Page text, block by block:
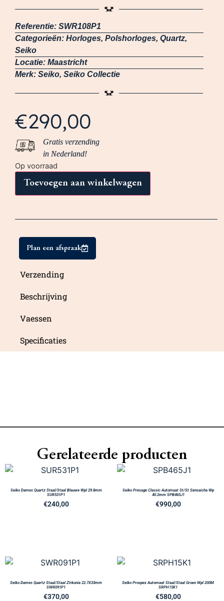
Referentie: SWR108P1
Categorieën: Horloges, Polshorloges, Quartz,
Seiko
Locatie: Maastricht
Merk: Seiko, Seiko Collectie
€290,00
Gratis verzending
in Nederland!
Op voorraad
Toevoegen aan winkelwagen
Plan een afspraak
Verzending
Beschrijving
Vaessen
Specificaties
Gerelateerde producten
Seiko Dames Quartz Staal/Staal Blauwe Wpl 29.8mm
SUR531P1
€240,00
Seiko Presage Classic Automaat St/St Sensaicha Wp
40.2mm SPB465J1
€990,00
Seiko Dames Quartz Staal/Staal Zirkonia 22.7X33mm
SWR091P1
€370,00
Seiko Prospex Automaat Staal/Staal Groen Wpl 200M
SRPH15K1
€580,00